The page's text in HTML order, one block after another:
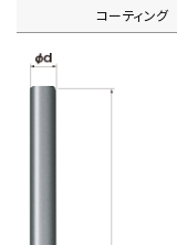
コーティング